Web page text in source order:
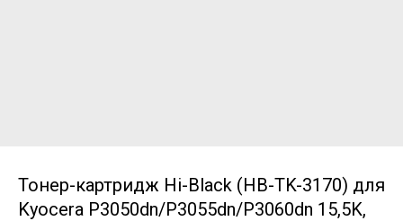
Тонер-картридж Hi-Black (HB-TK-3170) для
Kyocera P3050dn/P3055dn/P3060dn 15,5K,